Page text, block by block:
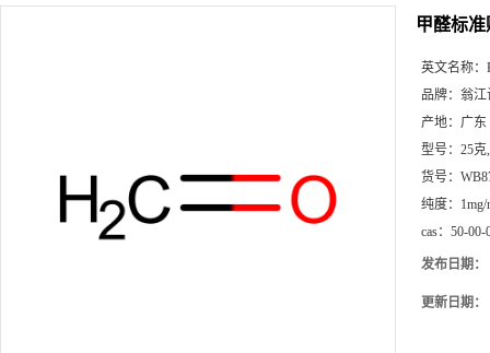
甲醛标准
英文名称：
品牌： 翁江
产地： 广东
型号： 25克
货号：
纯度： 1mg/
cas： 50-00-
发布日期：
更新日期：